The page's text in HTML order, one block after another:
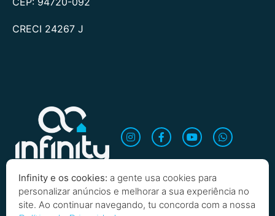
Quero saber mais!
CRECI 24267 J
Infinity e os cookies: a gente usa cookies para
personalizar anúncios e melhorar a sua experiência no
site. Ao continuar navegando, tu concorda com a nossa